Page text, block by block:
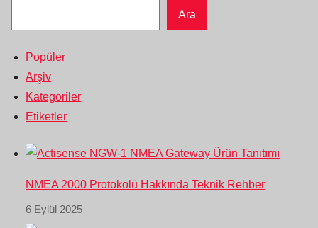
Ara
Popüler
Arşiv
Kategoriler
Etiketler
NMEA 2000 Protokolü Hakkında Teknik Rehber
6 Eylül 2025